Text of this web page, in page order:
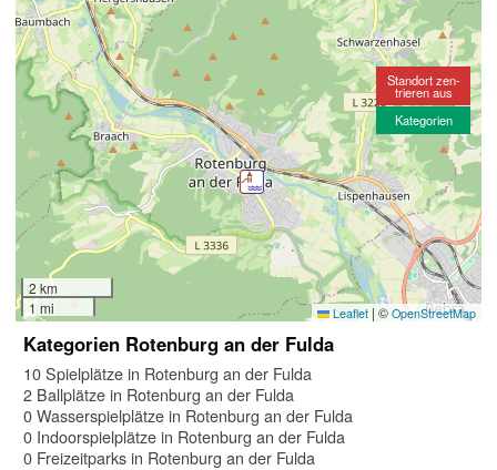
2 km
1 mi
Leaflet | © OpenStreetMap
Standort zen-
trieren aus
Kategorien
Kategorien Rotenburg an der Fulda
10 Spielplätze in Rotenburg an der Fulda
2 Ballplätze in Rotenburg an der Fulda
0 Wasserspielplätze in Rotenburg an der Fulda
0 Indoorspielplätze in Rotenburg an der Fulda
0 Freizeitparks in Rotenburg an der Fulda